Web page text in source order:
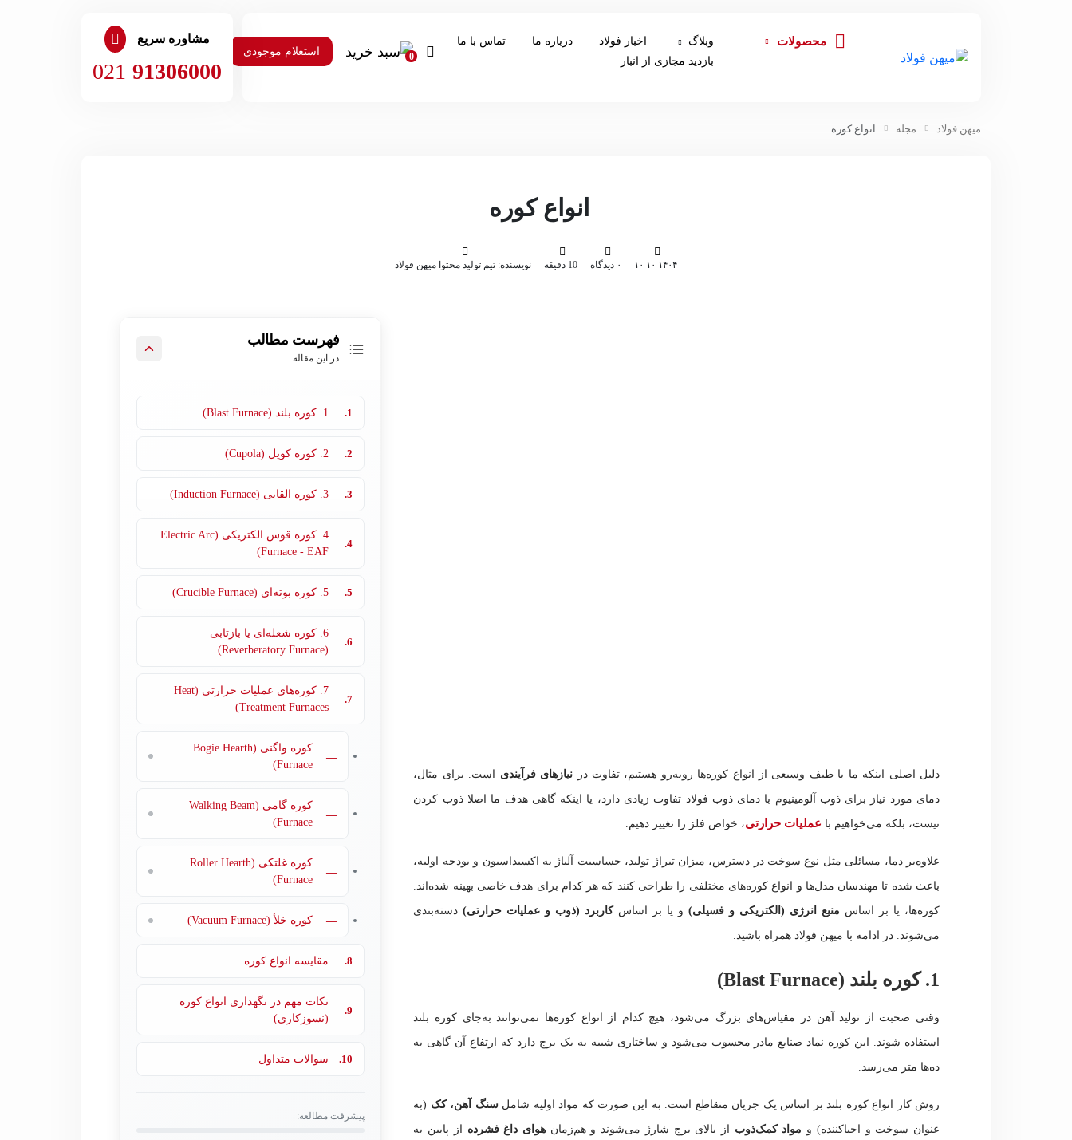
محصولات وبلاگ اخبار فولاد درباره ما
تماس با ما
بازدید مجازی از انبار
0 استعلام موجودی
مشاوره سریع
021 91306000
انواع کوره مجله میهن فولاد
انواع کوره
۱۴۰۴ ۱۰ ۱۰ ۰ دیدگاه 10 دقیقه نویسنده: تیم تولید محتوا میهن فولاد
فهرست مطالب
در این مقاله
1. 1. کوره بلند (Blast Furnace)
2. 2. کوره کوپل (Cupola)
3. 3. کوره القایی (Induction Furnace)
4.
4. کوره قوس الکتریکی (Electric Arc
Furnace - EAF)
5. 5. کوره بوته‌ای (Crucible Furnace)
6.
6. کوره شعله‌ای یا بازتابی
(Reverberatory Furnace)
7.
7. کوره‌های عملیات حرارتی (Heat
Treatment Furnaces)
—
کوره واگنی (Bogie Hearth
Furnace)
—
کوره گامی (Walking Beam
Furnace)
—
کوره غلتکی (Roller Hearth
Furnace)
— کوره خلأ (Vacuum Furnace)
8. مقایسه انواع کوره
9.
نکات مهم در نگهداری انواع کوره
(نسوزکاری)
10. سوالات متداول
پیشرفت مطالعه:
دلیل اصلی اینکه ما با طیف وسیعی از انواع کوره‌ها روبه‌رو هستیم، تفاوت در نیازهای فرآیندی است. برای مثال،
دمای مورد نیاز برای ذوب آلومینیوم با دمای ذوب فولاد تفاوت زیادی دارد، یا اینکه گاهی هدف ما اصلا ذوب کردن
نیست، بلکه می‌خواهیم با عملیات حرارتی، خواص فلز را تغییر دهیم.
علاوه‌بر دما، مسائلی مثل نوع سوخت در دسترس، میزان تیراژ تولید، حساسیت آلیاژ به اکسیداسیون و بودجه اولیه،
باعث شده تا مهندسان مدل‌ها و انواع کوره‌های مختلفی را طراحی کنند که هر کدام برای هدف خاصی بهینه شده‌اند.
کوره‌ها، یا بر اساس منبع انرژی (الکتریکی و فسیلی)و یا بر اساسکاربرد (ذوب و عملیات حرارتی)دسته‌بندی
می‌شوند. در ادامه با میهن فولاد همراه باشید.
1. کوره بلند (Blast Furnace)
وقتی صحبت از تولید آهن در مقیاس‌های بزرگ می‌شود، هیچ کدام از انواع کوره‌ها نمی‌توانند به‌جای کوره بلند
استفاده شوند. این کوره نماد صنایع مادر محسوب می‌شود و ساختاری شبیه به یک برج دارد که ارتفاع آن گاهی به
ده‌ها متر می‌رسد.
روش کار انواع کوره بلند بر اساس یک جریان متقاطع است. به این صورت که مواد اولیه شاملسنگ آهن، کک (به
عنوان سوخت و احیاکننده) و مواد کمک‌ذوب از بالای برج شارژ می‌شوند و هم‌زمان هوای داغ فشرده از پایین به